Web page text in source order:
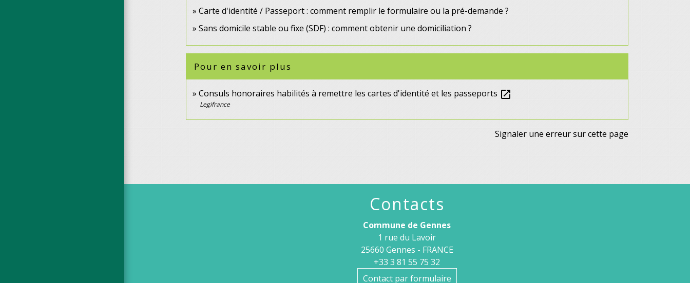
Carte d'identité / Passeport : comment remplir le formulaire ou la pré-demande ?
Sans domicile stable ou fixe (SDF) : comment obtenir une domiciliation ?
Pour en savoir plus
Consuls honoraires habilités à remettre les cartes d'identité et les passeports open_in_new
Legifrance
Signaler une erreur sur cette page
Contacts
Commune de Gennes
1 rue du Lavoir
25660 Gennes - FRANCE
+33 3 81 55 75 32
Contact par formulaire